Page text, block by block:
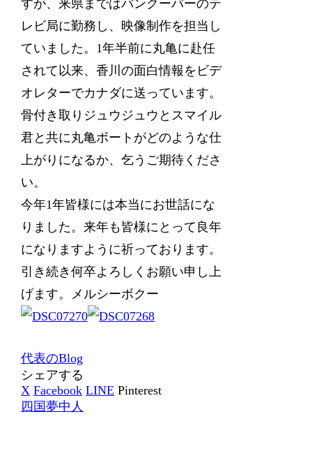
すが、来県まではバンクーバーのテ
レビ局に勤務し、映像制作を担当し
ていました。1年半前に丸亀に赴任
されて以来、香川の面白情報をビデ
オレターでカナダに送っています。
骨付き取りジュウジュウとスマイル
君と共に丸亀ボートがどのような仕
上がりになるか、乞うご期待くださ
い。
今年1年皆様には本当にお世話にな
りました。来年も皆様にとって良年
になりますように祈っております。
引き続き何卒よろしくお願い申し上
げます。メルシーボクー
代表のBlog
シェアする
X Facebook LINE Pinterest
四国夢中人